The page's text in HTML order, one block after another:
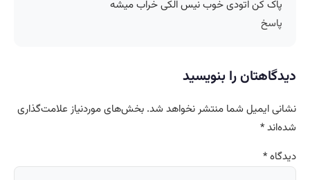
پاک کن اتودی خوب نیس الکی خراب میشه
پاسخ
دیدگاهتان را بنویسید
نشانی ایمیل شما منتشر نخواهد شد. بخش‌های موردنیاز علامت‌گذاری
شده‌اند*
دیدگاه*